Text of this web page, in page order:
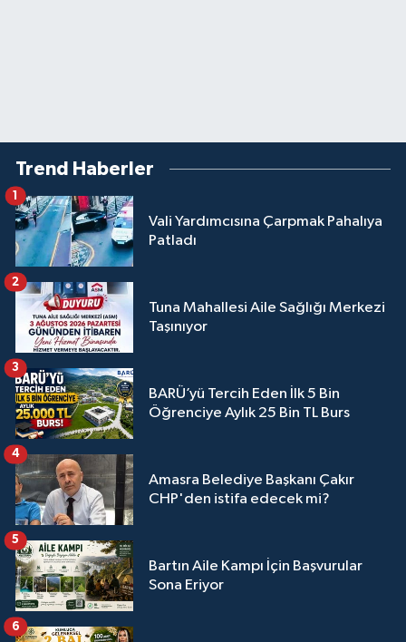
Trend Haberler
Vali Yardımcısına Çarpmak Pahalıya
Patladı
1
Tuna Mahallesi Aile Sağlığı Merkezi
Taşınıyor
2
BARÜ’yü Tercih Eden İlk 5 Bin
Öğrenciye Aylık 25 Bin TL Burs
3
Amasra Belediye Başkanı Çakır
CHP'den istifa edecek mi?
4
Bartın Aile Kampı İçin Başvurular
Sona Eriyor
5
6